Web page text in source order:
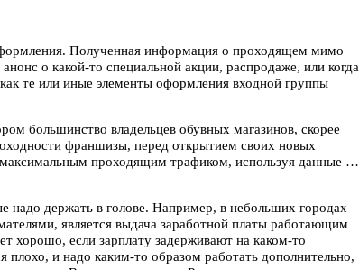
Полученная информация о проходящем мимо
о какой-то специальной акции, распродаже, или когда
те или иные элементы оформления входной группы
большинство владельцев обувных магазинов, скорее
франшизы, перед открытием своих новых
проходящим трафиком, используя данные …
держать в голове. Например, в небольших городах
является выдача заработной платы работающим
хорошо, если зарплату задерживают на каком-то
и надо каким-то образом работать дополнительно,